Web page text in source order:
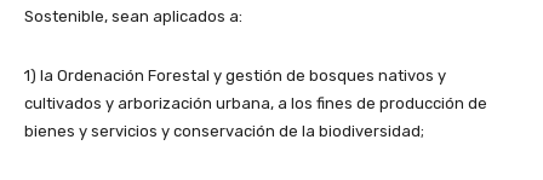
Sostenible, sean aplicados a:
1) la Ordenación Forestal y gestión de bosques nativos y
cultivados y arborización urbana, a los fines de producción de
bienes y servicios y conservación de la biodiversidad;